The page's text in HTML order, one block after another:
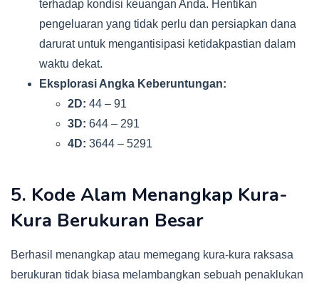
terhadap kondisi keuangan Anda. Hentikan
pengeluaran yang tidak perlu dan persiapkan dana
darurat untuk mengantisipasi ketidakpastian dalam
waktu dekat.
Eksplorasi Angka Keberuntungan:
2D: 44 – 91
3D: 644 – 291
4D: 3644 – 5291
5. Kode Alam Menangkap Kura-
Kura Berukuran Besar
Berhasil menangkap atau memegang kura-kura raksasa
berukuran tidak biasa melambangkan sebuah penaklukan